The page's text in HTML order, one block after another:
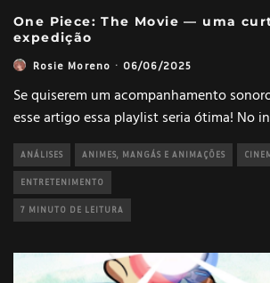
One Piece: The Movie — uma
expedição
Rosie Moreno · 06/06/2025
Se quiserem um acompanhamento
esse artigo essa playlist seria ótima! No
ANÁLISES ANIMES, MANGÁS E ANIMAÇÕES
ENTRETENIMENTO
7 MINUTO DE LEITURA